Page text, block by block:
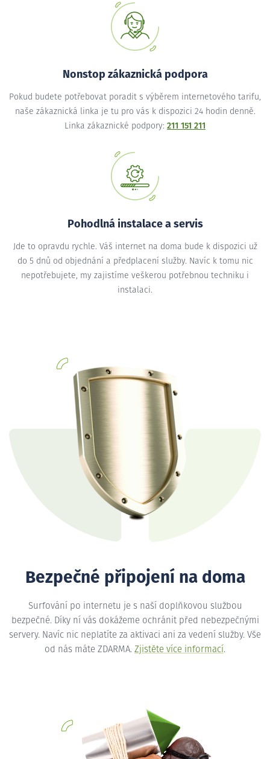
Nonstop zákaznická podpora
Pokud budete potřebovat poradit s výběrem internetového tarifu,
naše zákaznická linka je tu pro vás k dispozici 24 hodin denně.
Linka zákaznické podpory: 211 151 211
Pohodlná instalace a servis
Jde to opravdu rychle. Váš internet na doma bude k dispozici už
do 5 dnů od objednání a předplacení služby. Navíc k tomu nic
nepotřebujete, my zajistíme veškerou potřebnou techniku i
instalaci.
Bezpečné připojení na doma
Surfování po internetu je s naší doplňkovou službou
bezpečné. Díky ní vás dokážeme ochránit před nebezpečnými
servery. Navíc nic neplatíte za aktivaci ani za vedení služby. Vše
od nás máte ZDARMA. Zjistěte více informací.